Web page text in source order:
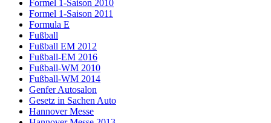
Formel 1-Saison 2010
Formel 1-Saison 2011
Formula E
Fußball
Fußball EM 2012
Fußball-EM 2016
Fußball-WM 2010
Fußball-WM 2014
Genfer Autosalon
Gesetz in Sachen Auto
Hannover Messe